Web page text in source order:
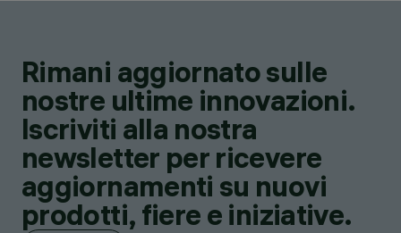
Rimani aggiornato sulle
nostre ultime innovazioni.
Iscriviti alla nostra
newsletter per ricevere
aggiornamenti su nuovi
prodotti, fiere e iniziative.